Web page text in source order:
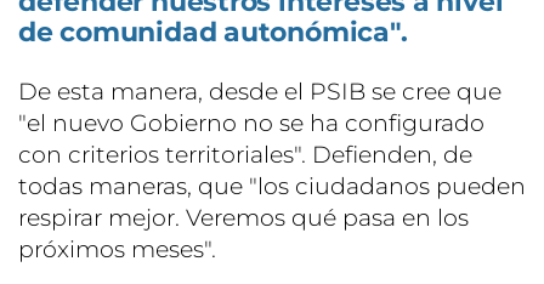
de comunidad autonómica".
De esta manera, desde el PSIB se cree que
"el nuevo Gobierno no se ha configurado
con criterios territoriales". Defienden, de
todas maneras, que "los ciudadanos pueden
respirar mejor. Veremos qué pasa en los
próximos meses".